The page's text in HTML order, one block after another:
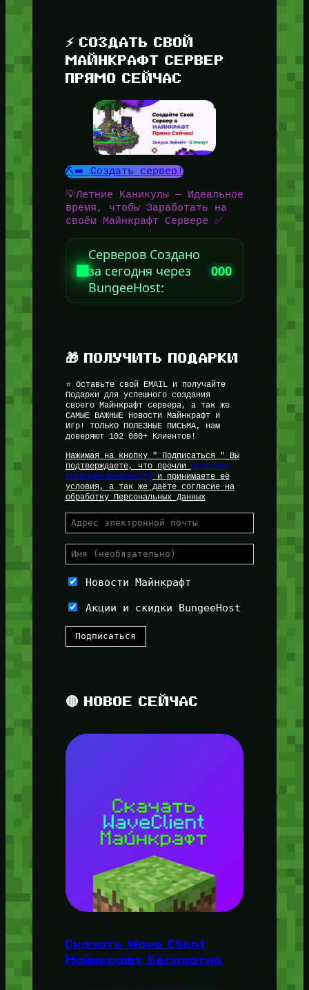
⚡ СОЗДАТЬ СВОЙ
МАЙНКРАФТ СЕРВЕР
ПРЯМО СЕЙЧАС
⛏️➡️ Создать сервер!
💡Летние Каникулы — Идеальное
время, чтобы Заработать на
своём Майнкрафт Сервере ✅
Серверов Создано
за сегодня через
BungeeHost:
000
🎁 ПОЛУЧИТЬ ПОДАРКИ
⭐ Оставьте свой EMAIL и получайте
Подарки для успешного создания
своего Майнкрафт сервера, а так же
САМЫЕ ВАЖНЫЕ Новости Майнкрафт и
Игр! ТОЛЬКО ПОЛЕЗНЫЕ ПИСЬМА, нам
доверяют 102 000+ Клиентов!
Нажимая на кнопку " Подписаться " Вы
подтверждаете, что прочли Политику
Конфиденциальностии принимаете её
условия, а так же даёте согласие на
обработку Персональных Данных
Новости Майнкрафт
Акции и скидки BungeeHost
🔴 НОВОЕ СЕЙЧАС
Скачать Wave Client
Майнкрафт Бесплатно